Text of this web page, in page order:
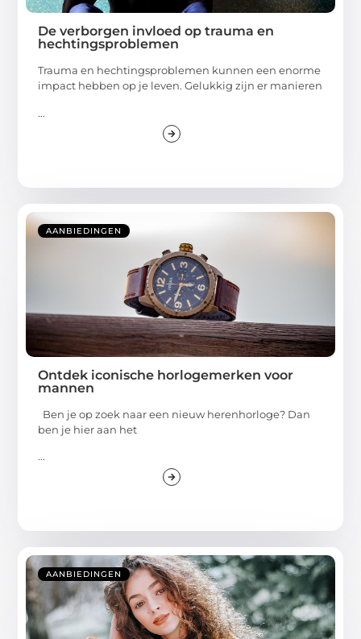
De verborgen invloed op trauma en
hechtingsproblemen
Trauma en hechtingsproblemen kunnen een enorme
impact hebben op je leven. Gelukkig zijn er manieren
...
AANBIEDINGEN
Ontdek iconische horlogemerken voor
mannen
Ben je op zoek naar een nieuw herenhorloge? Dan
ben je hier aan het
...
AANBIEDINGEN